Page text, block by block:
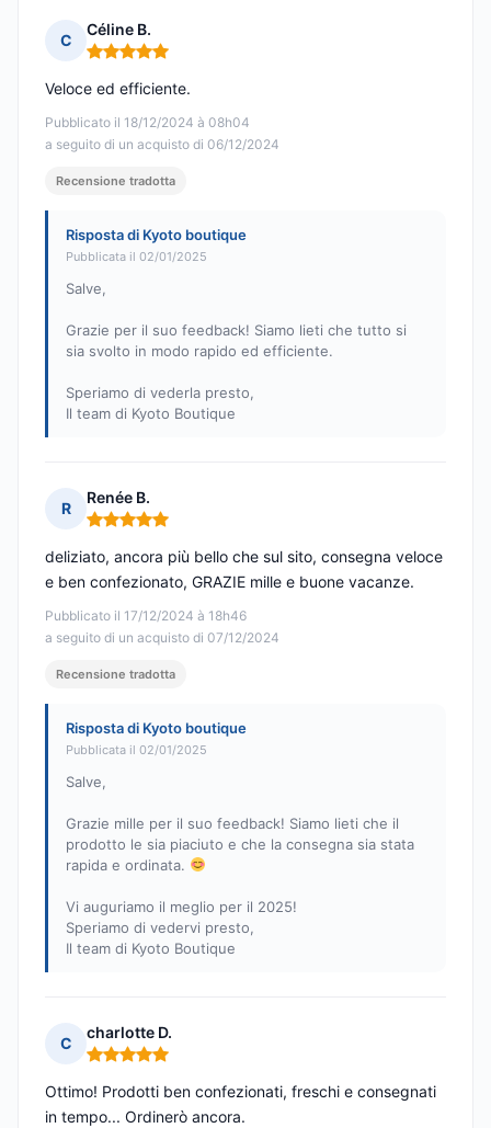
C
Céline B.
Nota: 5 su 5
Pubblicato il 18/12/2024 à 08h04
a seguito di un acquisto di 06/12/2024
Veloce ed efficiente.
Recensione tradotta
Risposta di Kyoto boutique
Pubblicata il 02/01/2025
Salve,
Grazie per il suo feedback! Siamo lieti che tutto si
sia svolto in modo rapido ed efficiente.
Speriamo di vederla presto,
Il team di Kyoto Boutique
R
Renée B.
Nota: 5 su 5
Pubblicato il 17/12/2024 à 18h46
a seguito di un acquisto di 07/12/2024
deliziato, ancora più bello che sul sito, consegna veloce
e ben confezionato, GRAZIE mille e buone vacanze.
Recensione tradotta
Risposta di Kyoto boutique
Pubblicata il 02/01/2025
Salve,
Grazie mille per il suo feedback! Siamo lieti che il
prodotto le sia piaciuto e che la consegna sia stata
rapida e ordinata.
Vi auguriamo il meglio per il 2025!
Speriamo di vedervi presto,
Il team di Kyoto Boutique
C
charlotte D.
Nota: 5 su 5
Ottimo! Prodotti ben confezionati, freschi e consegnati
in tempo... Ordinerò ancora.